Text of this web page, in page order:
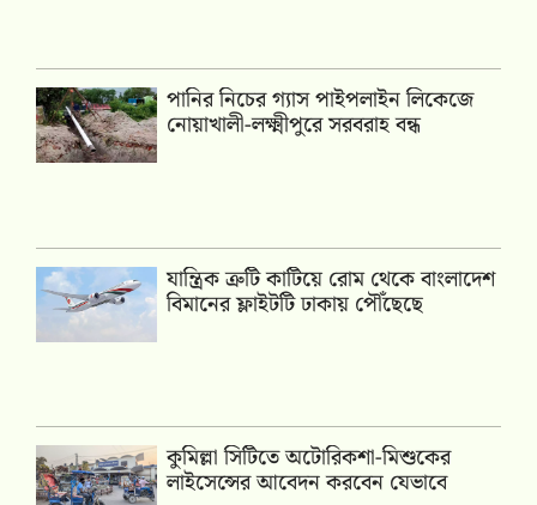
পানির নিচের গ্যাস পাইপলাইন লিকেজে
নোয়াখালী-লক্ষ্মীপুরে সরবরাহ বন্ধ
যান্ত্রিক ত্রুটি কাটিয়ে রোম থেকে বাংলাদেশ
বিমানের ফ্লাইটটি ঢাকায় পৌঁছেছে
কুমিল্লা সিটিতে অটোরিকশা-মিশুকের
লাইসেন্সের আবেদন করবেন যেভাবে